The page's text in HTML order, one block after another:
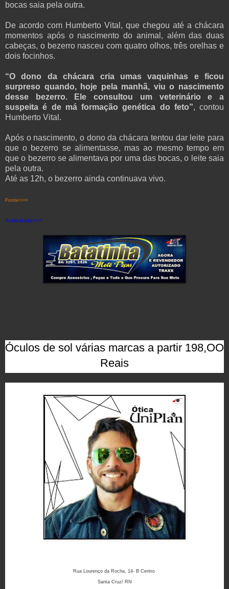
bocas saia pela outra.
De acordo com Humberto Vital, que chegou até a chácara
momentos após o nascimento do animal, além das duas
cabeças, o bezerro nasceu com quatro olhos, três orelhas e
dois focinhos.
“O dono da chácara cria umas vaquinhas e ficou
surpreso quando, hoje pela manhã, viu o nascimento
desse bezerro. Ele consultou um veterinário e a
suspeita é de má formação genética do feto”, contou
Humberto Vital.
Após o nascimento, o dono da chácara tentou dar leite para
que o bezerro se alimentasse, mas ao mesmo tempo em
que o bezerro se alimentava por uma das bocas, o leite saia
pela outra.
Até as 12h, o bezerro ainda continuava vivo.
Fonte>>>
Publicidade>>>
Óculos de sol várias marcas a partir 198,OO
Reais
Rua Lourenço da Rocha, 14- B Centro
Santa Cruz/ RN